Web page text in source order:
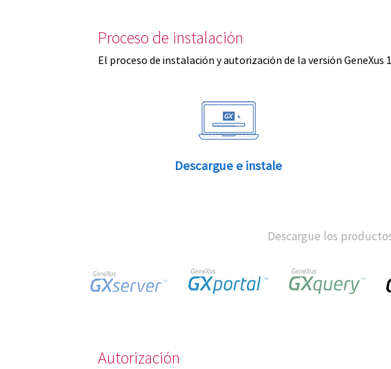
Proceso de instalación
El proceso de instalación y autorización de la versión GeneXus
Descargue e instale
Descargue los
Autorización